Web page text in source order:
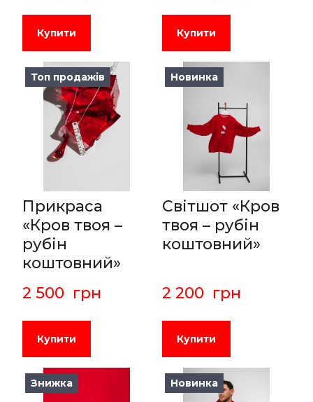
Купити Купити
Топ продажів
Прикраса
«Кров твоя –
рубін
коштовний»
2 500  грн
Купити
Новинка
Світшот «Кров
твоя – рубін
коштовний»
2 200  грн
Купити
Знижка Новинка